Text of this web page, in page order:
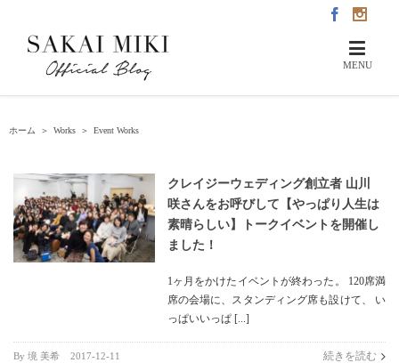
ホーム ＞ Works ＞ Event Works
クレイジーウェディング創立者 山川
咲さんをお呼びして【やっぱり人生は
素晴らしい】トークイベントを開催し
ました！
1ヶ月をかけたイベントが終わった。 120席満
席の会場に、スタンディング席も設けて、 い
っぱいいっぱ [...]
By 境 美希 2017-12-11 続きを読む